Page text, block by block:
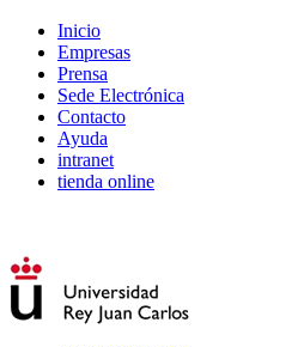
Inicio
Empresas
Prensa
Sede Electrónica
Contacto
Ayuda
intranet
tienda online